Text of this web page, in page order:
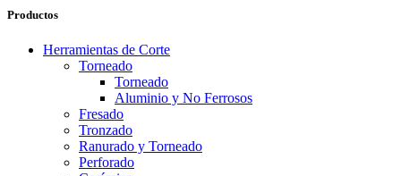
Productos
Herramientas de Corte
Torneado
Torneado
Aluminio y No Ferrosos
Fresado
Tronzado
Ranurado y Torneado
Perforado